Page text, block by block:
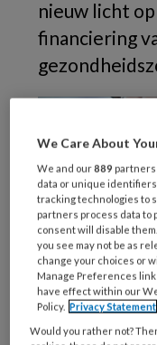
nieuw licht
financiering
We Care About
We and our889 partners
data or unique
tracking technologies to
partners process data to
consent will disable
you see may not be as
change your choices or
Manage Preferences link
have effect within our
Policy. Privacy Statement
Would you rather not?